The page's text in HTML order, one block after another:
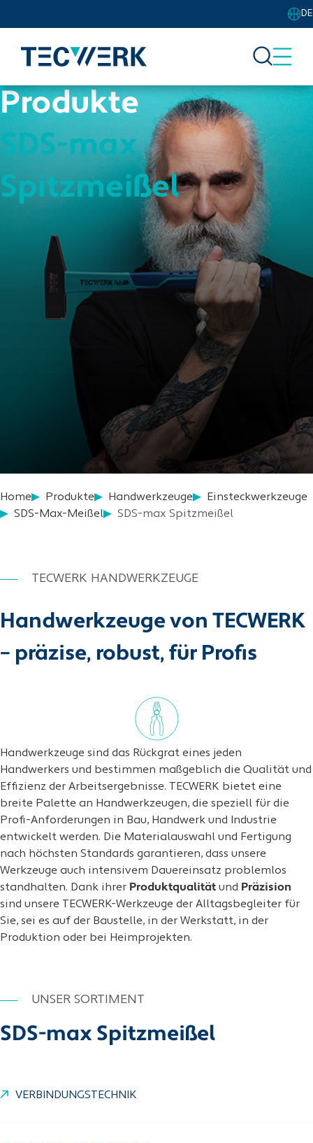
DE
Produkte
SDS-max
Spitzmeißel
Home Produkte Handwerkzeuge
Einsteckwerkzeuge
SDS-Max-Meißel
SDS-max Spitzmeißel
Handwerkzeuge von TECWERK
– präzise, robust, für Profis
TECWERK HANDWERKZEUGE
Handwerkzeuge sind das Rückgrat eines jeden
Handwerkers und bestimmen maßgeblich die Qualität und
Effizienz der Arbeitsergebnisse. TECWERK bietet eine
breite Palette an Handwerkzeugen, die speziell für die
Profi-Anforderungen in Bau, Handwerk und Industrie
entwickelt werden. Die Materialauswahl und Fertigung
nach höchsten Standards garantieren, dass unsere
Werkzeuge auch intensivem Dauereinsatz problemlos
standhalten. Dank ihrer Produktqualität und Präzision
sind unsere TECWERK-Werkzeuge der Alltagsbegleiter für
Sie, sei es auf der Baustelle, in der Werkstatt, in der
Produktion oder bei Heimprojekten.
UNSER SORTIMENT
SDS-max Spitzmeißel
VERBINDUNGSTECHNIK